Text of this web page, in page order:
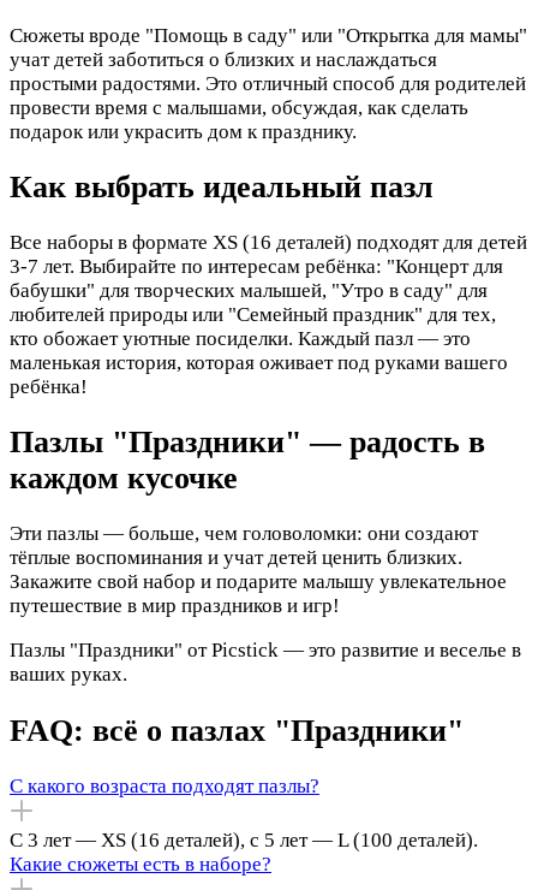
Сюжеты вроде "Помощь в саду" или "Открытка для мамы"
учат детей заботиться о близких и наслаждаться
простыми радостями. Это отличный способ для родителей
провести время с малышами, обсуждая, как сделать
подарок или украсить дом к празднику.
Как выбрать идеальный пазл
Все наборы в формате XS (16 деталей) подходят для детей
3-7 лет. Выбирайте по интересам ребёнка: "Концерт для
бабушки" для творческих малышей, "Утро в саду" для
любителей природы или "Семейный праздник" для тех,
кто обожает уютные посиделки. Каждый пазл — это
маленькая история, которая оживает под руками вашего
ребёнка!
Пазлы "Праздники" — радость в
каждом кусочке
Эти пазлы — больше, чем головоломки: они создают
тёплые воспоминания и учат детей ценить близких.
Закажите свой набор и подарите малышу увлекательное
путешествие в мир праздников и игр!
Пазлы "Праздники" от Picstick — это развитие и веселье в
ваших руках.
FAQ: всё о пазлах "Праздники"
С какого возраста подходят пазлы?
С 3 лет — XS (16 деталей), с 5 лет — L (100 деталей).
Какие сюжеты есть в наборе?